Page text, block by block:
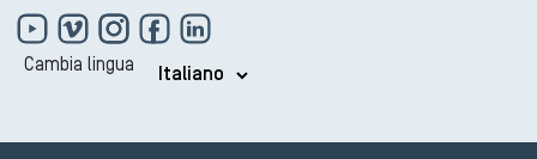
Cambia lingua